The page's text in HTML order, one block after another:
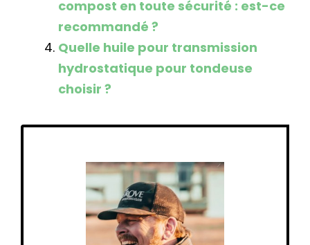
compost en toute sécurité : est-ce
recommandé ?
Quelle huile pour transmission
hydrostatique pour tondeuse
choisir ?